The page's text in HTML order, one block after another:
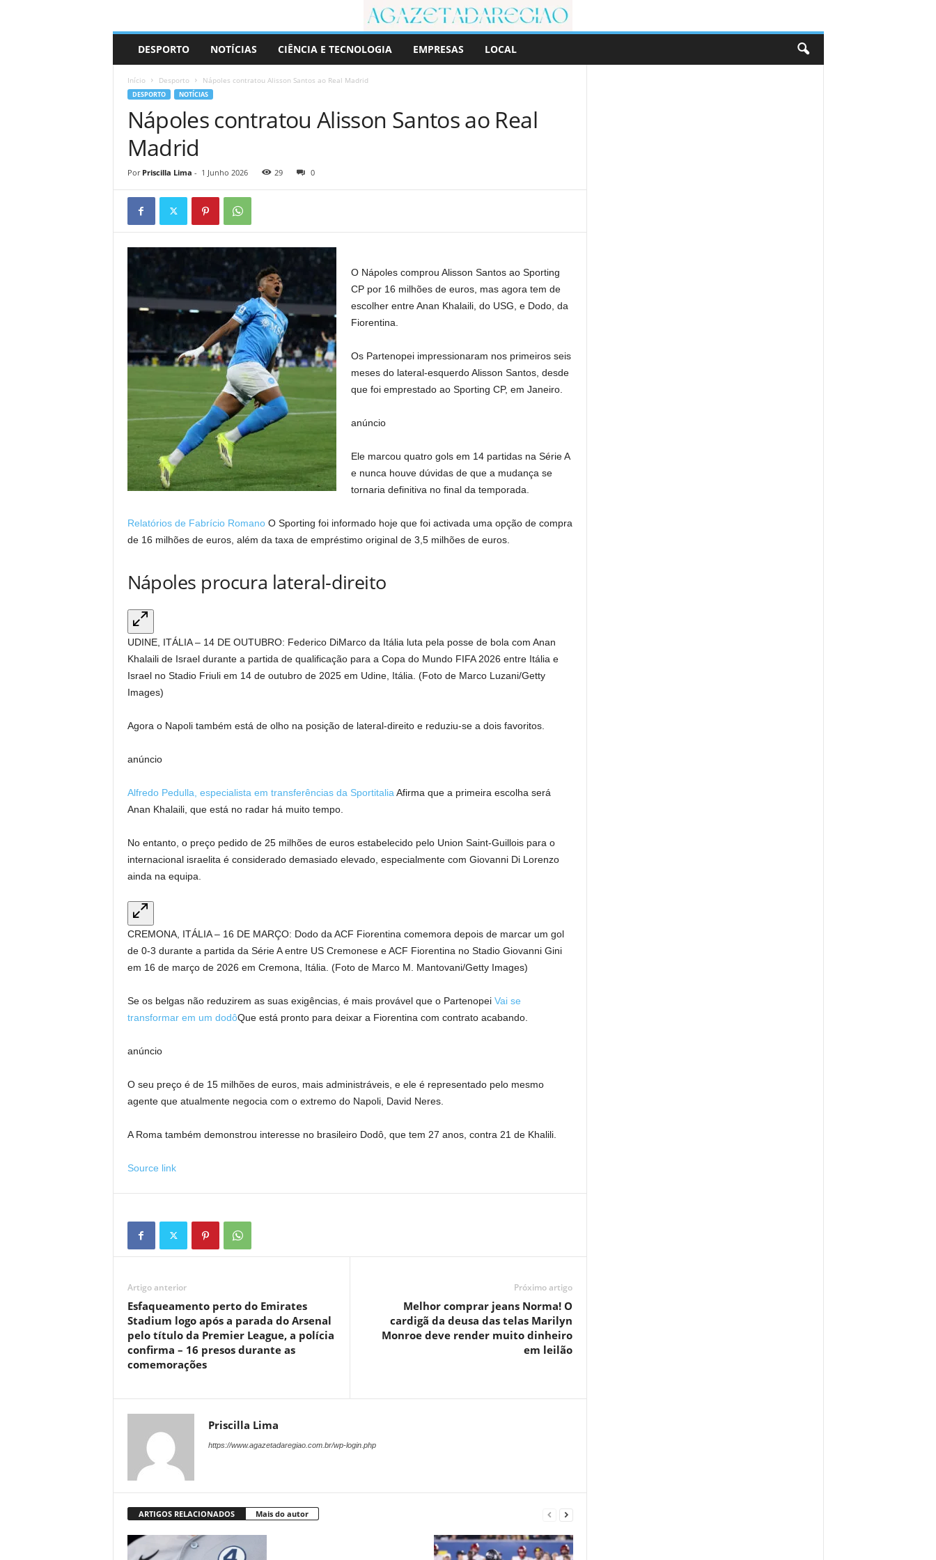
r
DESPORTO NOTÍCIAS CIÊNCIA E TECNOLOGIA EMPRESAS LOCAL
Início Desporto Nápoles contratou Alisson Santos ao Real Madrid
DESPORTO NOTÍCIAS
Nápoles contratou Alisson Santos ao Real
Madrid
Por Priscilla Lima - 1 Junho 2026 29 0
O Nápoles comprou Alisson Santos ao Sporting
CP por 16 milhões de euros, mas agora tem de
escolher entre Anan Khalaili, do USG, e Dodo, da
Fiorentina.
Os Partenopei impressionaram nos primeiros seis
meses do lateral-esquerdo Alisson Santos, desde
que foi emprestado ao Sporting CP, em Janeiro.
anúncio
Ele marcou quatro gols em 14 partidas na Série A
e nunca houve dúvidas de que a mudança se
tornaria definitiva no final da temporada.
Relatórios de Fabrício RomanoO Sporting foi informado hoje que foi activada uma opção de compra
de 16 milhões de euros, além da taxa de empréstimo original de 3,5 milhões de euros.
Nápoles procura lateral-direito
UDINE, ITÁLIA – 14 DE OUTUBRO: Federico DiMarco da Itália luta pela posse de bola com Anan
Khalaili de Israel durante a partida de qualificação para a Copa do Mundo FIFA 2026 entre Itália e
Israel no Stadio Friuli em 14 de outubro de 2025 em Udine, Itália. (Foto de Marco Luzani/Getty
Images)
Agora o Napoli também está de olho na posição de lateral-direito e reduziu-se a dois favoritos.
anúncio
Alfredo Pedulla, especialista em transferências da Sportitalia Afirma que a primeira escolha será
Anan Khalaili, que está no radar há muito tempo.
No entanto, o preço pedido de 25 milhões de euros estabelecido pelo Union Saint-Guillois para o
internacional israelita é considerado demasiado elevado, especialmente com Giovanni Di Lorenzo
ainda na equipa.
CREMONA, ITÁLIA – 16 DE MARÇO: Dodo da ACF Fiorentina comemora depois de marcar um gol
de 0-3 durante a partida da Série A entre US Cremonese e ACF Fiorentina no Stadio Giovanni Gini
em 16 de março de 2026 em Cremona, Itália. (Foto de Marco M. Mantovani/Getty Images)
Se os belgas não reduzirem as suas exigências, é mais provável que o Partenopei Vai se
transformar em um dodôQue está pronto para deixar a Fiorentina com contrato acabando.
anúncio
O seu preço é de 15 milhões de euros, mais administráveis, e ele é representado pelo mesmo
agente que atualmente negocia com o extremo do Napoli, David Neres.
A Roma também demonstrou interesse no brasileiro Dodô, que tem 27 anos, contra 21 de Khalili.
Source link
Artigo anterior
Esfaqueamento perto do Emirates
Stadium logo após a parada do Arsenal
pelo título da Premier League, a polícia
confirma – 16 presos durante as
comemorações
Próximo artigo
Melhor comprar jeans Norma! O
cardigã da deusa das telas Marilyn
Monroe deve render muito dinheiro
em leilão
Priscilla Lima
https://www.agazetadaregiao.com.br/wp-login.php
ARTIGOS RELACIONADOS Mais do autor